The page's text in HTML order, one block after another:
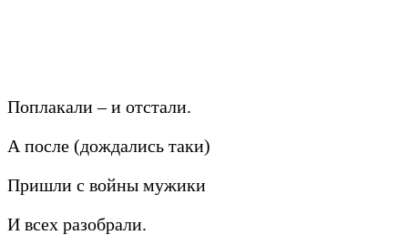
Поплакали – и отстали.
А после (дождались таки)
Пришли с войны мужики
И всех разобрали.